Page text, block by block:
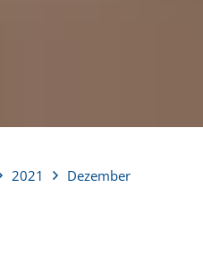
2021
Dezember